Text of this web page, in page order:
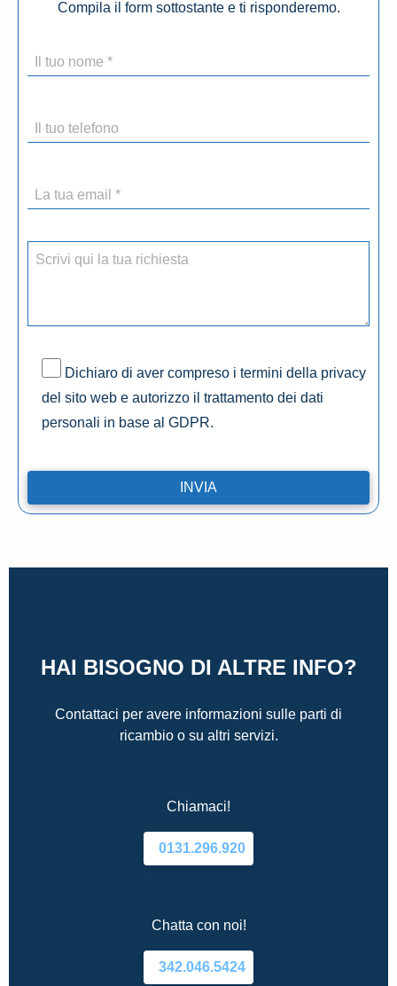
Compila il form sottostante e ti risponderemo.
Dichiaro di aver compreso i termini della privacy
del sito web e autorizzo il trattamento dei dati
personali in base al GDPR.
HAI BISOGNO DI ALTRE INFO?
Contattaci per avere informazioni sulle parti di
ricambio o su altri servizi.
Chiamaci!
0131.296.920
Chatta con noi!
342.046.5424